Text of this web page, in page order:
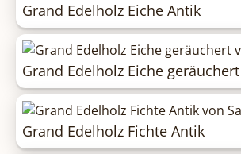
Grand Edelholz Eiche Antik
Grand Edelholz Eiche geräuchert
Grand Edelholz Fichte Antik